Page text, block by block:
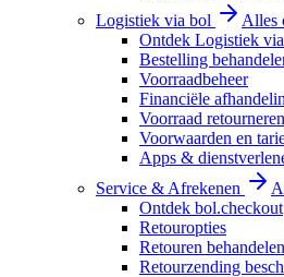
Logistiek via bol
Alles
Ontdek Logistiek
Bestelling
Voorraadbeheer
Financiële
Voorraad retourneren
Voorwaarden en
Apps &
Service & Afrekenen
Ontdek bol.checkout
Retouropties
Retouren behandelen
Retourzending